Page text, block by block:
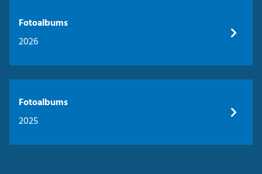
Fotoalbums
2026
Fotoalbums
2025